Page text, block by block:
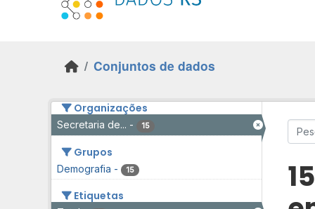
Conjuntos de dados
Organizações
Secretaria de... - 15
Grupos
Demografia - 15
Etiquetas